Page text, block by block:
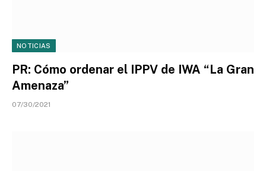
NOTICIAS
PR: Cómo ordenar el IPPV de IWA “La Gran
Amenaza”
07/30/2021